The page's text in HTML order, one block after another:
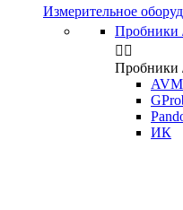
Измерительное
Пробники
 
Пробники
AVM
ИК